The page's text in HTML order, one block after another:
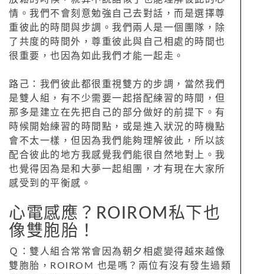
情。我們不會刻意勉強自己去對話，而是選擇尊
重彼此的時間與步調。我們兩人是一個團隊，除
了共度的時間外，尊重彼此與自己相處的時間也
很重要，也因為如此我們才能一起走。
路己：我們彼此都很重視雙方的步調，當然我們
是雙人組，有不少需要一起搭配練習的時間，但
那多是建立在先把自己的部分做好的前提下。有
時候開始練習的時間點，或是進入狀況的時機點
會不太一樣，但因為我們能夠理解彼此，所以該
配合彼此的地方我感覺我們能很自然地對上。我
也覺得因為是和大夢一起組團，才有現在大家所
感受到的平衡感。
心電感應？ROIROM私下也
像雙胞胎！
Ｑ：雙人組合常常會因為朝夕相處變得越來越像
雙胞胎，ROIROM 也是嗎？兩位有沒有發生過類